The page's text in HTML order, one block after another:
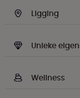
Ligging
Unieke
Wellness